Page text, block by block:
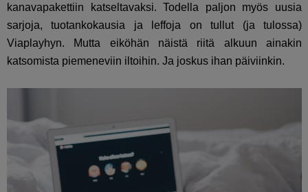
kanavapakettiin katseltavaksi. Todella paljon myös uusia
sarjoja, tuotankokausia ja leffoja on tullut (ja tulossa)
Viaplayhyn. Mutta eiköhän näistä riitä alkuun ainakin
katsomista piemeneviin iltoihin. Ja joskus ihan päiviinkin.